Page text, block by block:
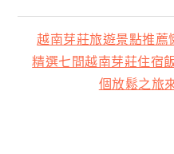
文
章:
下
一
越南芽莊旅遊景點推薦
精選七間越南芽莊住宿
個放鬆之旅